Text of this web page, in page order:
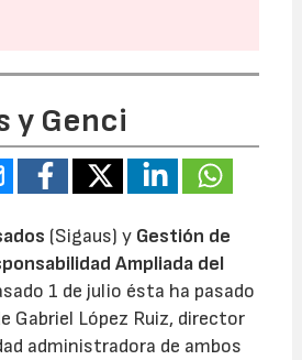
y Genci
(Sigaus) y Gestión de
Ampliada del
1 de julio ésta ha pasado
Gabriel López Ruiz, director
administradora de ambos